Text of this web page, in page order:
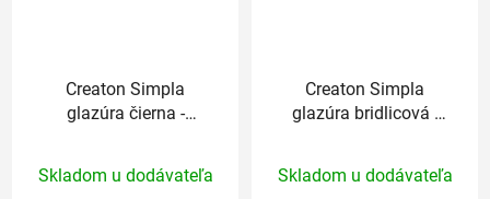
Creaton Simpla
glazúra čierna -
hodnotenie
Skladom u dodávateľa
Creaton Simpla
glazúra bridlicová -
hodnotenie
Skladom u dodávateľa